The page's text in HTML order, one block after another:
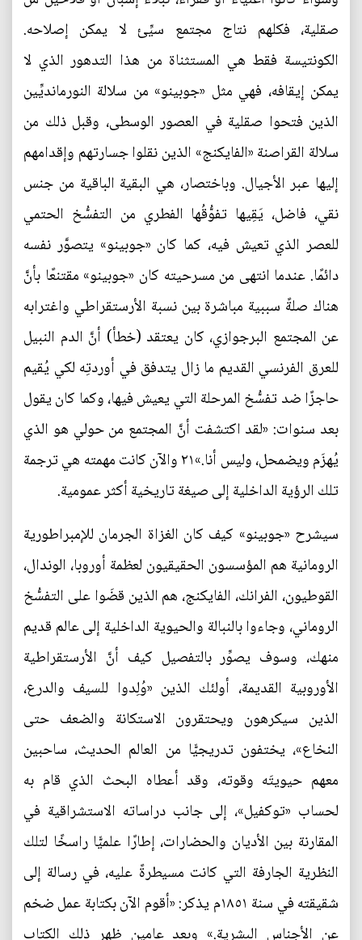
صقلية، فكلهم نتاج مجتمع سيِّئ لا يمكن إصلاحه.
الكونتيسة فقط هي المستثناة من هذا التدهور الذي لا
يمكن إيقافه، فهي مثل «جوبينو» من سلالة النورمانديِّين
الذين فتحوا صقلية في العصور الوسطى، وقبل ذلك من
سلالة القراصنة «الفايكنج» الذين نقلوا جسارتهم وإقدامهم
إليها عبر الأجيال. وباختصار، هي البقية الباقية من جنس
نقي، فاضل، يَقِيها تفوُّقُها الفطري من التفسُّخ الحتمي
للعصر الذي تعيش فيه، كما كان «جوبينو» يتصوَّر نفسه
دائمًا. عندما انتهى من مسرحيته كان «جوبينو» مقتنعًا بأنَّ
هناك صلةً سببية مباشرة بين نسبة الأرستقراطي واغترابه
عن المجتمع البرجوازي، كان يعتقد (خطأ) أنَّ الدم النبيل
للعرق الفرنسي القديم ما زال يتدفق في أوردتِه لكي يُقيم
حاجزًا ضد تفسُّخ المرحلة التي يعيش فيها، وكما كان يقول
بعد سنوات: «لقد اكتشفت أنَّ المجتمع من حولي هو الذي
يُهزَم ويضمحل، وليس أنا.»٢١ والآن كانت مهمته هي ترجمة
تلك الرؤية الداخلية إلى صيغة تاريخية أكثر عمومية.
سيشرح «جوبينو» كيف كان الغزاة الجرمان للإمبراطورية
الرومانية هم المؤسسون الحقيقيون لعظمة أوروبا، الوندال،
القوطيون، الفرانك، الفايكنج، هم الذين قضَوا على التفسُّخ
الروماني، وجاءوا بالنبالة والحيوية الداخلية إلى عالم قديم
منهك، وسوف يصوِّر بالتفصيل كيف أنَّ الأرستقراطية
الأوروبية القديمة، أولئك الذين «وُلِدوا للسيف والدرع،
الذين سيكرهون ويحتقرون الاستكانة والضعف حتى
النخاع»، يختفون تدريجيًّا من العالم الحديث، ساحبين
معهم حيويتَه وقوته، وقد أعطاه البحث الذي قام به
لحساب «توكفيل»، إلى جانب دراساته الاستشراقية في
المقارنة بين الأديان والحضارات، إطارًا علميًّا راسخًا لتلك
النظرية الجارفة التي كانت مسيطرةً عليه، في رسالة إلى
شقيقته في سنة ١٨٥١م يذكر: «أقوم الآن بكتابة عمل ضخم